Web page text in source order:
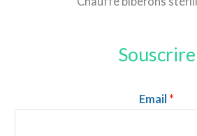
Souscrire
Email *